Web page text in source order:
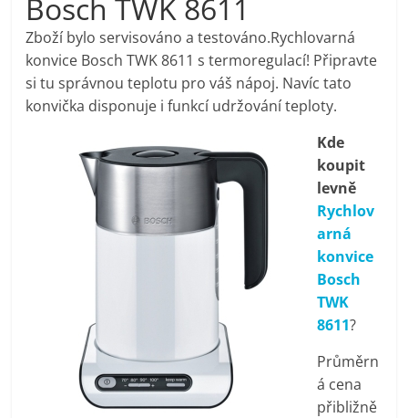
pračky,
televize,
notebooky,
mobilní
telefony,
bazény
elektronika
Bosch TWK 8611
Zboží bylo servisováno a testováno.Rychlovarná
konvice Bosch TWK 8611 s termoregulací! Připravte
si tu správnou teplotu pro váš nápoj. Navíc tato
konvička disponuje i funkcí udržování teploty.
Kde
koupit
levně
Rychlov
arná
konvice
Bosch
TWK
8611?
Průměrn
á cena
přibližně